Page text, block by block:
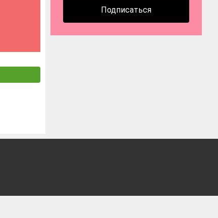
Подписаться